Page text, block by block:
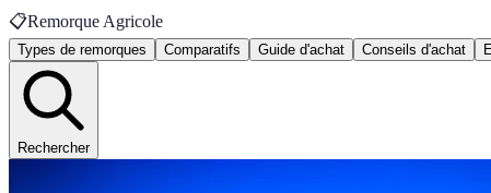
📋Remorque Agricole
Types de remorques Comparatifs Guide d'achat Conseils d'achat
Rechercher